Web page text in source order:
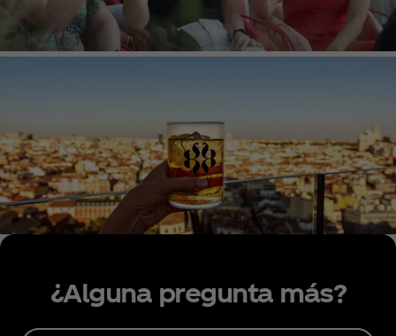
¿Alguna pregunta más?